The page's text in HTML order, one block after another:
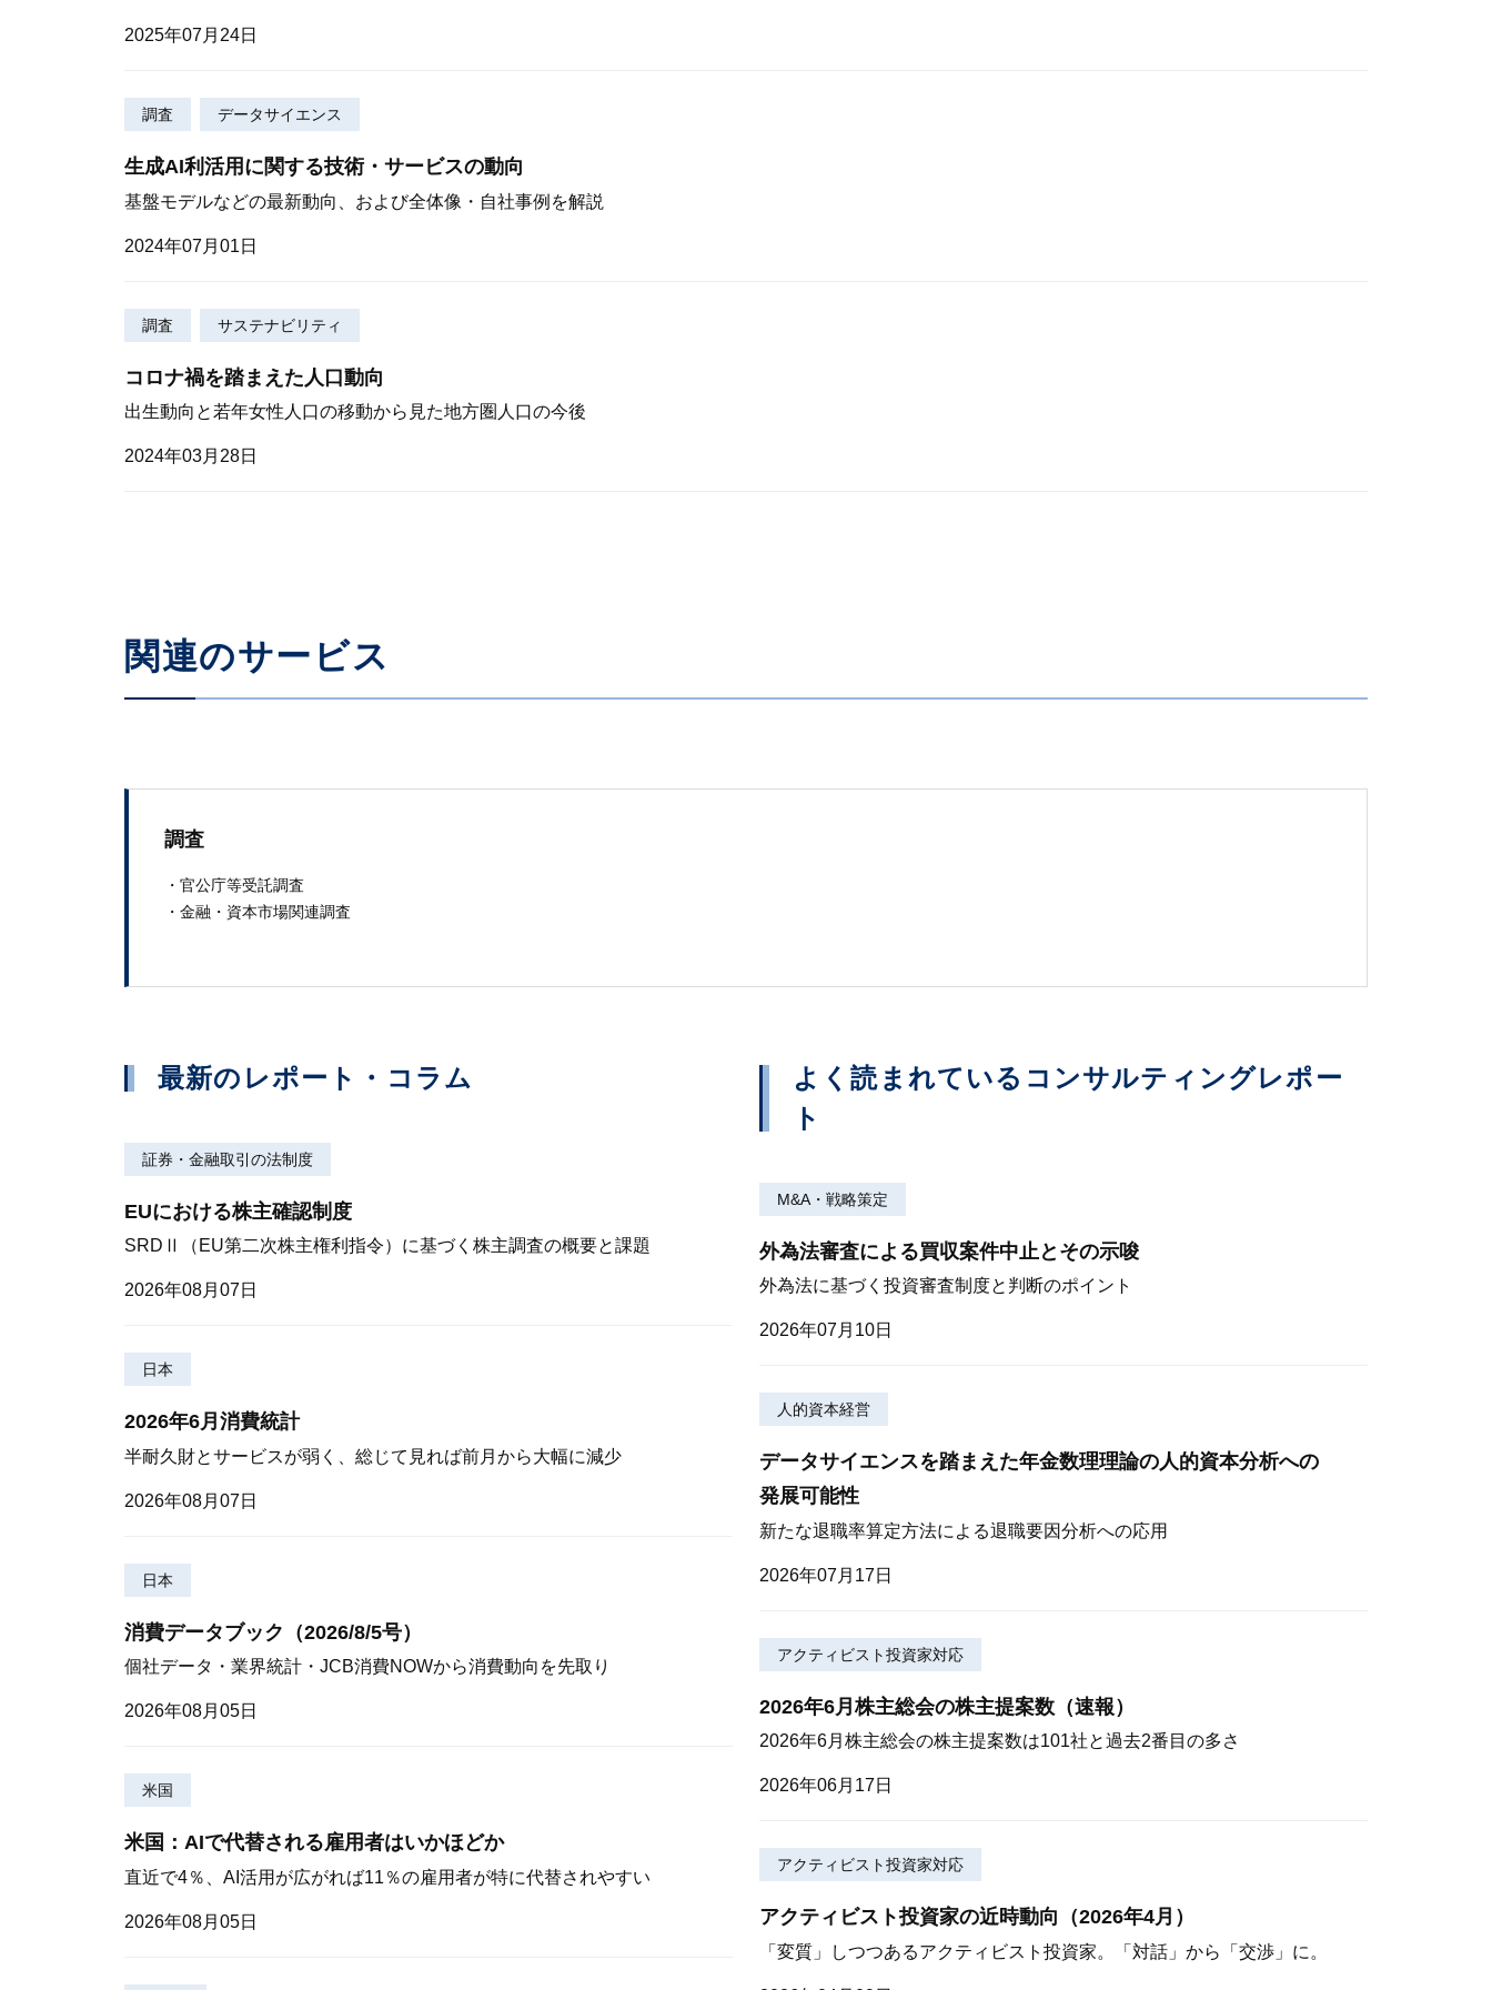
2025年07月24日
調査 データサイエンス
生成AI利活用に関する技術・サービスの動向
基盤モデルなどの最新動向、および全体像・自社事例を解説
2024年07月01日
調査 サステナビリティ
コロナ禍を踏まえた人口動向
出生動向と若年女性人口の移動から見た地方圏人口の今後
2024年03月28日
関連のサービス
調査
・官​公庁​等​受託​調​査
・​金融​・資本市​場​関連調査
最新のレポート・コラム
証券・金融取引の法制度
EUにおける株主確認制度
SRDⅡ（EU第二次株主権利指令）に基づく株主調査の概要と課題
2026年08月07日
日本
2026年6月消費統計
半耐久財とサービスが弱く、総じて見れば前月から大幅に減少
2026年08月07日
日本
消費データブック（2026/8/5号）
個社データ・業界統計・JCB消費NOWから消費動向を先取り
2026年08月05日
米国
米国：AIで代替される雇用者はいかほどか
直近で4％、AI活用が広がれば11％の雇用者が特に代替されやすい
2026年08月05日
よく読まれているコンサルティングレポー
ト
M&A・戦略策定
外為法審査による買収案件中止とその示唆
外為法に基づく投資審査制度と判断のポイント
2026年07月10日
人的資本経営
データサイエンスを踏まえた年金数理理論の人的資本分析への
発展可能性
新たな退職率算定方法による退職要因分析への応用
2026年07月17日
アクティビスト投資家対応
2026年6月株主総会の株主提案数（速報）
2026年6月株主総会の株主提案数は101社と過去2番目の多さ
2026年06月17日
アクティビスト投資家対応
アクティビスト投資家の近時動向（2026年4月）
「変質」しつつあるアクティビスト投資家。「対話」から「交渉」に。